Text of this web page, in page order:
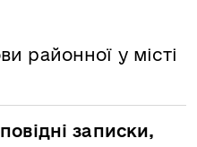
районної у місті
записки,